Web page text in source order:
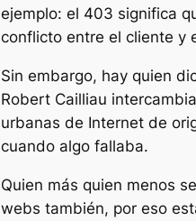
ejemplo: el 403 significa
conflicto entre el cliente y
Sin embargo, hay quien
Robert Cailliau
urbanas de Internet de
cuando algo fallaba.
Quien más quien menos
webs también, por eso